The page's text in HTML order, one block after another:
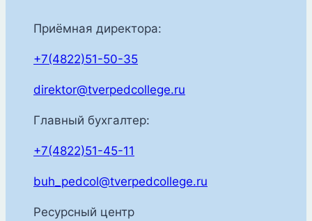
Приёмная директора:
+7(4822)51-50-35
direktor@tverpedcollege.ru
Главный бухгалтер:
+7(4822)51-45-11
buh_pedcol@tverpedcollege.ru
Ресурсный центр